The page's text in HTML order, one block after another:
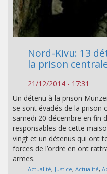
Nord-Kivu: 13
la prison
21/12/2014 - 17:31
Un détenu à la prison
se sont évadés de la prison
samedi 20 décembre en fin
responsables de cette
vingt et un détenus qui ont
forces de l’ordre en ont
armes.
Actualité, Justice, Actualité,